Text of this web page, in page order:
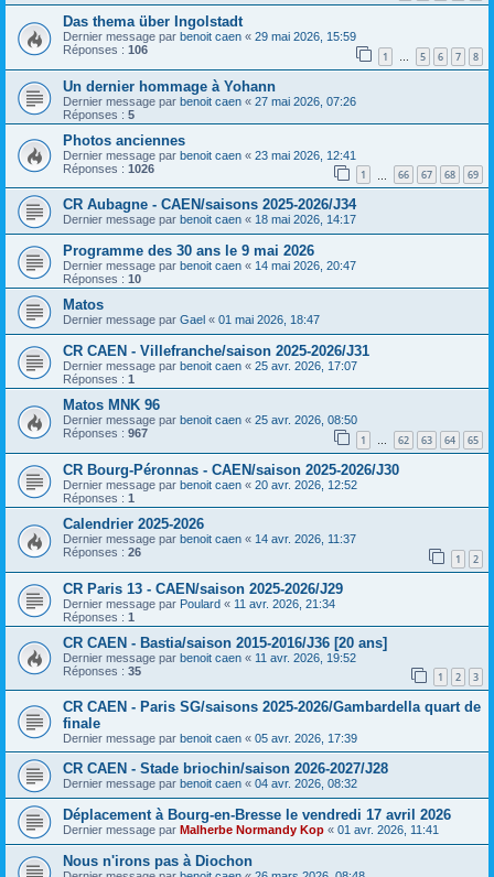
Das thema über Ingolstadt
Dernier message par benoit caen « 29 mai 2026, 15:59
Réponses : 106 1 … 5 6 7 8
Un dernier hommage à Yohann
Dernier message par benoit caen « 27 mai 2026, 07:26
Réponses : 5
Photos anciennes
Dernier message par benoit caen « 23 mai 2026, 12:41
Réponses : 1026 1 66 67 68 69
CR Aubagne - CAEN/saisons 2025-2026/J34
Dernier message par benoit caen « 18 mai 2026, 14:17
Programme des 30 ans le 9 mai 2026
Dernier message par benoit caen « 14 mai 2026, 20:47
Réponses : 10
Matos
Dernier message par Gael « 01 mai 2026, 18:47
CR CAEN - Villefranche/saison 2025-2026/J31
Dernier message par benoit caen « 25 avr. 2026, 17:07
Réponses : 1
Matos MNK 96
Dernier message par benoit caen « 25 avr. 2026, 08:50
Réponses : 967 1 … 62 63 64 65
CR Bourg-Péronnas - CAEN/saison 2025-2026/J30
Dernier message par benoit caen « 20 avr. 2026, 12:52
Réponses : 1
Calendrier 2025-2026
Dernier message par benoit caen « 14 avr. 2026, 11:37
Réponses : 26 1 2
CR Paris 13 - CAEN/saison 2025-2026/J29
Dernier message par Poulard « 11 avr. 2026, 21:34
Réponses : 1
CR CAEN - Bastia/saison 2015-2016/J36 [20 ans]
Dernier message par benoit caen « 11 avr. 2026, 19:52
Réponses : 35 1 2 3
CR CAEN - Paris SG/saisons 2025-2026/Gambardella quart de
finale
Dernier message par benoit caen « 05 avr. 2026, 17:39
CR CAEN - Stade briochin/saison 2026-2027/J28
Dernier message par benoit caen « 04 avr. 2026, 08:32
Déplacement à Bourg-en-Bresse le vendredi 17 avril 2026
Dernier message par Malherbe Normandy Kop « 01 avr. 2026, 11:41
Nous n'irons pas à Diochon